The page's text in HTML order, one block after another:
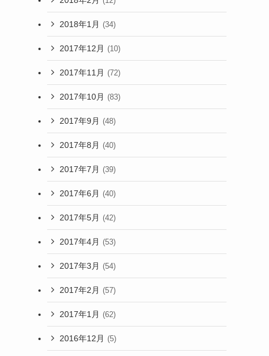
2018年1月 (34)
2017年12月 (10)
2017年11月 (72)
2017年10月 (83)
2017年9月 (48)
2017年8月 (40)
2017年7月 (39)
2017年6月 (40)
2017年5月 (42)
2017年4月 (53)
2017年3月 (54)
2017年2月 (57)
2017年1月 (62)
2016年12月 (5)